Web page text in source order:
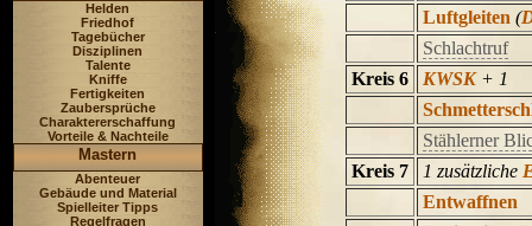
Helden
Friedhof
Tagebücher
Disziplinen
Talente
Kniffe
Fertigkeiten
Zaubersprüche
Charaktererschaffung
Vorteile & Nachteile
Mastern
Abenteuer
Gebäude und Material
Spielleiter Tipps
Regelfragen
Luftgleiten (
Schlachtruf
Kreis 6
KWSK+ 1
Stählerner
Kreis 7
1 zusätzliche
Entwaffnen